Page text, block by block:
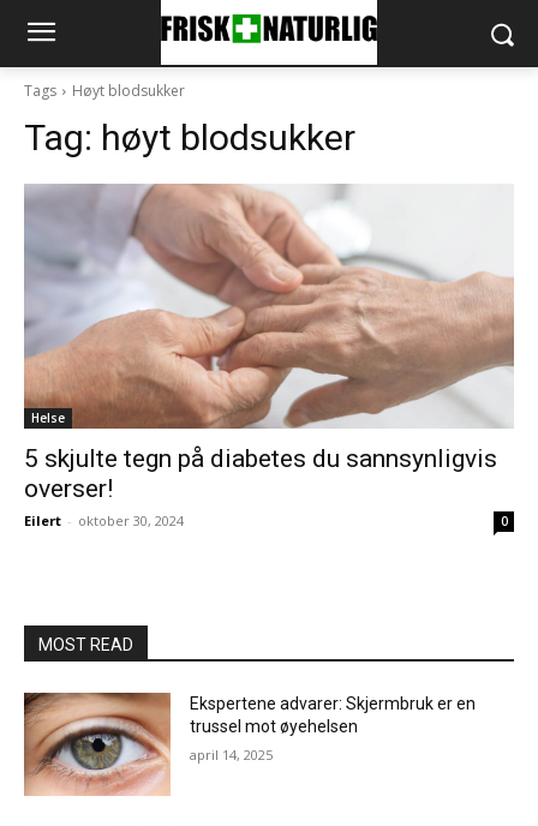
Tags Høyt blodsukker
Tag: høyt blodsukker
Helse
5 skjulte tegn på diabetes du sannsynligvis
overser!
Eilert - oktober 30, 2024 0
MOST READ
Ekspertene advarer: Skjermbruk er en
trussel mot øyehelsen
april 14, 2025